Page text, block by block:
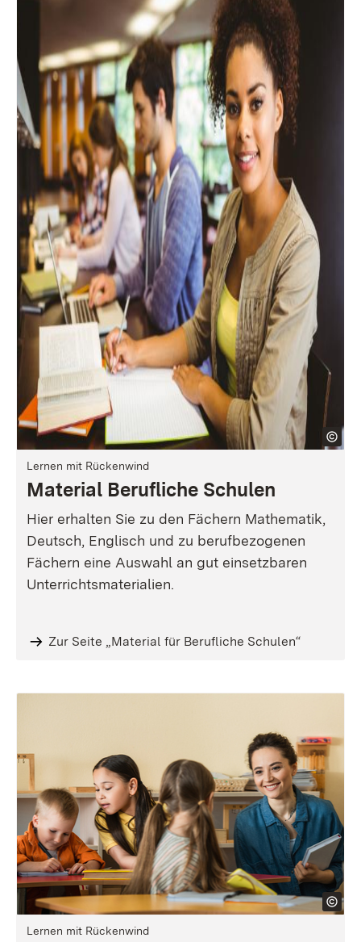
Lernen mit Rückenwind
Material Berufliche Schulen
Hier erhalten Sie zu den Fächern Mathematik,
Deutsch, Englisch und zu berufbezogenen
Fächern eine Auswahl an gut einsetzbaren
Unterrichtsmaterialien.
Zur Seite „Material für Berufliche Schulen“
Lernen mit Rückenwind